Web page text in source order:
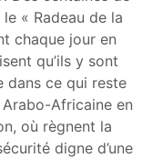
« Radeau de la
chaque jour en
qu’ils y sont
dans ce qui reste
Arabo-Africaine en
où règnent la
digne d’une